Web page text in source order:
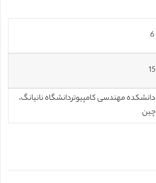
15
دانشکده مهندسی کامپیوتردانشگاه نانیانگ،
چین